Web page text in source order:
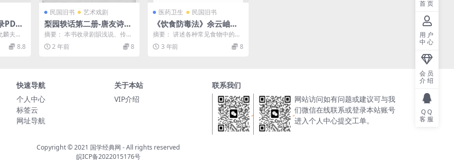
PDF
史料
麟夫
，书中
文傅...8.8
民国旧书 艺术戏剧
梨园轶话第二册-唐友诗编
辑-放庐斋室丛书
摘要： 本书收录剧韻浅说、伶人
外号、尚和玉戏剧秘本、梨园条
例、后台术语详解等内容...
2 年前 8
医药卫生 民国旧书
《饮食防毒法》余云岫编-
商务印书馆-民国十三年[1
924]-pdf古籍下载
摘要： 讲述各种常见食物中的防
治法。饮食防毒法pdf下载 截
图： 服务说明： （...
3 年前 8
快速导航
个人中心
标签云
网址导航
关于本站
VIP介绍
联系我们
网站访问如有问题或建议可与我
们微信在线联系或登录本站账号
进入个人中心提交工单。
Copyright © 2021 国学经典网 - All rights reserved
皖ICP备2022015176号
首页
用户
中心
会员
介绍
QQ
客服